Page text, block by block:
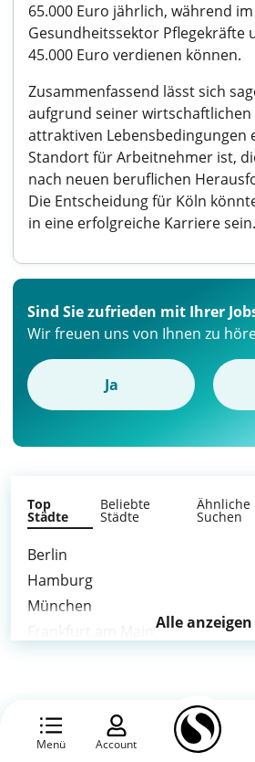
65.000 Euro jährlich, während im
Gesundheitssektor Pflegekräfte
45.000 Euro verdienen können.
Zusammenfassend lässt sich
aufgrund seiner
attraktiven Lebensbedingungen
Standort für Arbeitnehmer ist,
nach neuen beruflichen
Die Entscheidung für Köln
in eine erfolgreiche Karriere sein.
Menü Account
Sind Sie zufrieden mit Ihrer
Wir freuen uns von Ihnen zu
Ja
Top
Städte
Beliebte
Städte
Ähnliche
Suchen
Berlin
Hamburg
München
Essen
Alle anzeigen